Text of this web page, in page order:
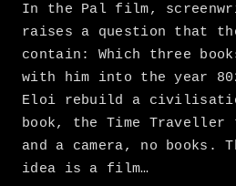
In the Pal film,
raises a question that
contain: Which three
with him into the year
Eloi rebuild a
book, the Time Traveller
and a camera, no books.
idea is a film…